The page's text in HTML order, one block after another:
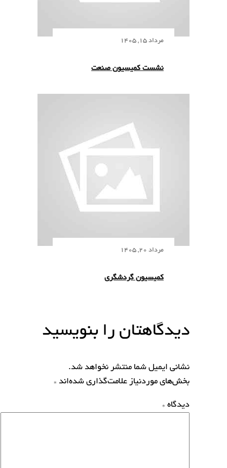
مرداد 15, 1405
نشست کمیسیون صنعت
مرداد 20, 1405
کمیسیون گردشگری
دیدگاهتان را بنویسید
نشانی ایمیل شما منتشر نخواهد شد.
بخش‌های موردنیاز علامت‌گذاری شده‌اند *
دیدگاه *